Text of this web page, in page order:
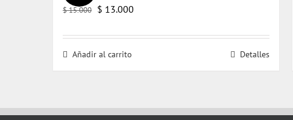
$15.000 El
original
era:
$ 13.000
actual
Añadir al carrito Detalles